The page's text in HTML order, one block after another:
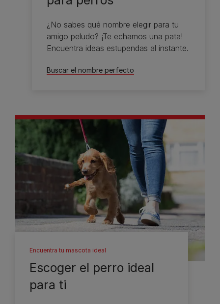
¿No sabes qué nombre elegir para tu
amigo peludo? ¡Te echamos una pata!
Encuentra ideas estupendas al instante.
Buscar el nombre perfecto
Encuentra tu mascota ideal
Escoger el perro ideal
para ti